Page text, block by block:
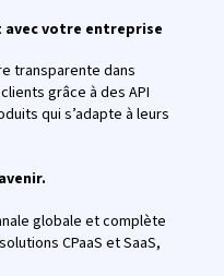
votre entreprise
transparente dans
grâce à des API
qui s’adapte à leurs
globale et complète
CPaaS et SaaS,